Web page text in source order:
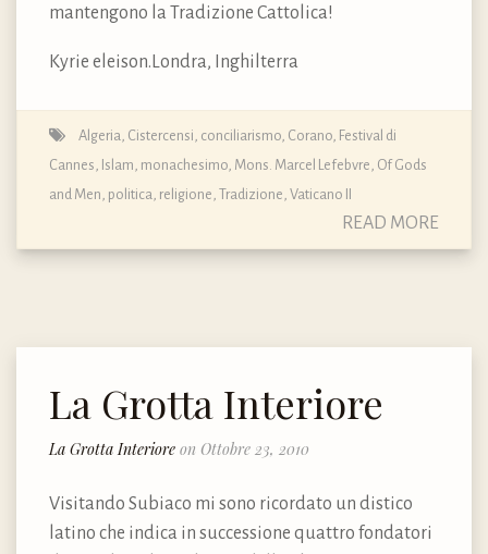
mantengono la Tradizione Cattolica!
Kyrie eleison.Londra, Inghilterra
Algeria Cistercensi conciliarismo Corano Festival di
Cannes Islam monachesimo Mons. Marcel Lefebvre Of Gods
and Men politica religione Tradizione Vaticano II
READ MORE
La Grotta Interiore
La Grotta Interiore on Ottobre 23, 2010
Visitando Subiaco mi sono ricordato un distico
latino che indica in successione quattro fondatori